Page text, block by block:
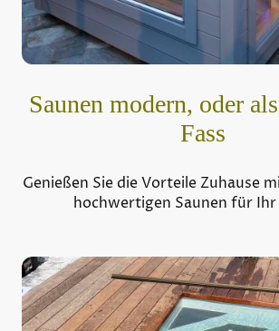
Saunen modern, oder
Fass
Genießen Sie die Vorteile
hochwertigen Saunen für Ihr